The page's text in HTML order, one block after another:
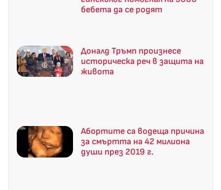
бебета да се родят
Доналд Тръмп произнесе
историческа реч в защита на
живота
Абортите са водеща причина
за смъртта на 42 милиона
души през 2019 г.